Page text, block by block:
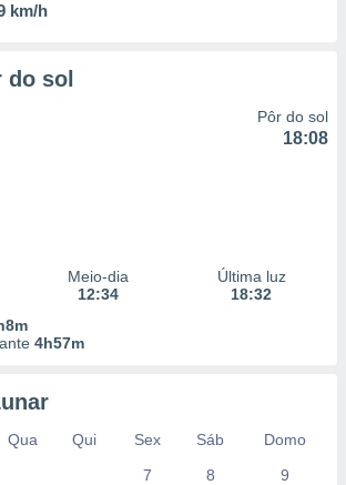
km/h
do sol
Pôr do sol
18:08
Meio-dia
12:34
Última luz
18:32
4h57m
Qua Qui Sex Sáb
Domo
7
8 9